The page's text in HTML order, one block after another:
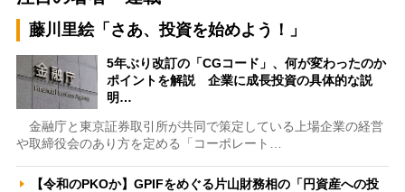
藤川里絵「さあ、投資を始めよう！」
5年ぶり改訂の「CGコード」、何が変わったのか
ポイントを解説 企業に成長投資の具体的な説
明…
金融庁と東京証券取引所が共同で策定している上場企業の経営
や取締役会のあり方を定める「コーポレート…
【令和のPKOか】GPIFをめぐる片山財務相の「円資産への投